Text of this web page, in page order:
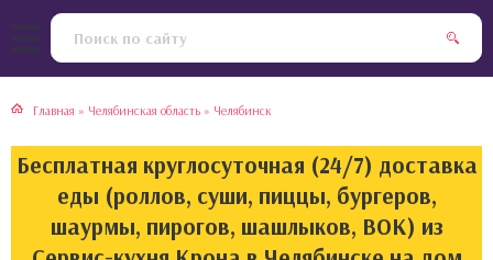
Главная » Челябинская область » Челябинск
Бесплатная круглосуточная (24/7) доставка
еды (роллов, суши, пиццы, бургеров,
шаурмы, пирогов, шашлыков, ВОК) из
кухня
кухня
кухня